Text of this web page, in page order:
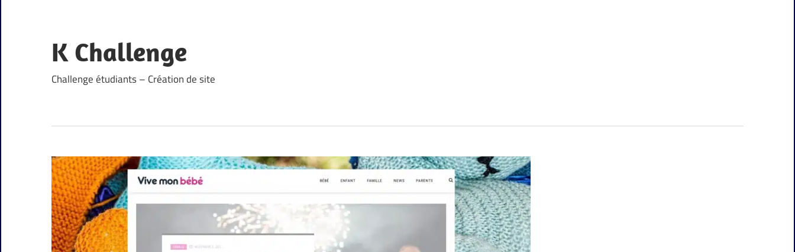
content
K Challenge
Challenge étudiants – Création de site